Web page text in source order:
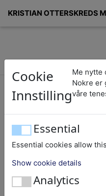
KRISTIAN OTTERSKREDS
Cookie
Innstilling
Me nytte
Nokre er
våre
Essential
Essential cookies allow
Show cookie details
Analytics
tretti-fire/134
Nummer:134
Objekt:
Båtmotor
Fabrikat:
Albin